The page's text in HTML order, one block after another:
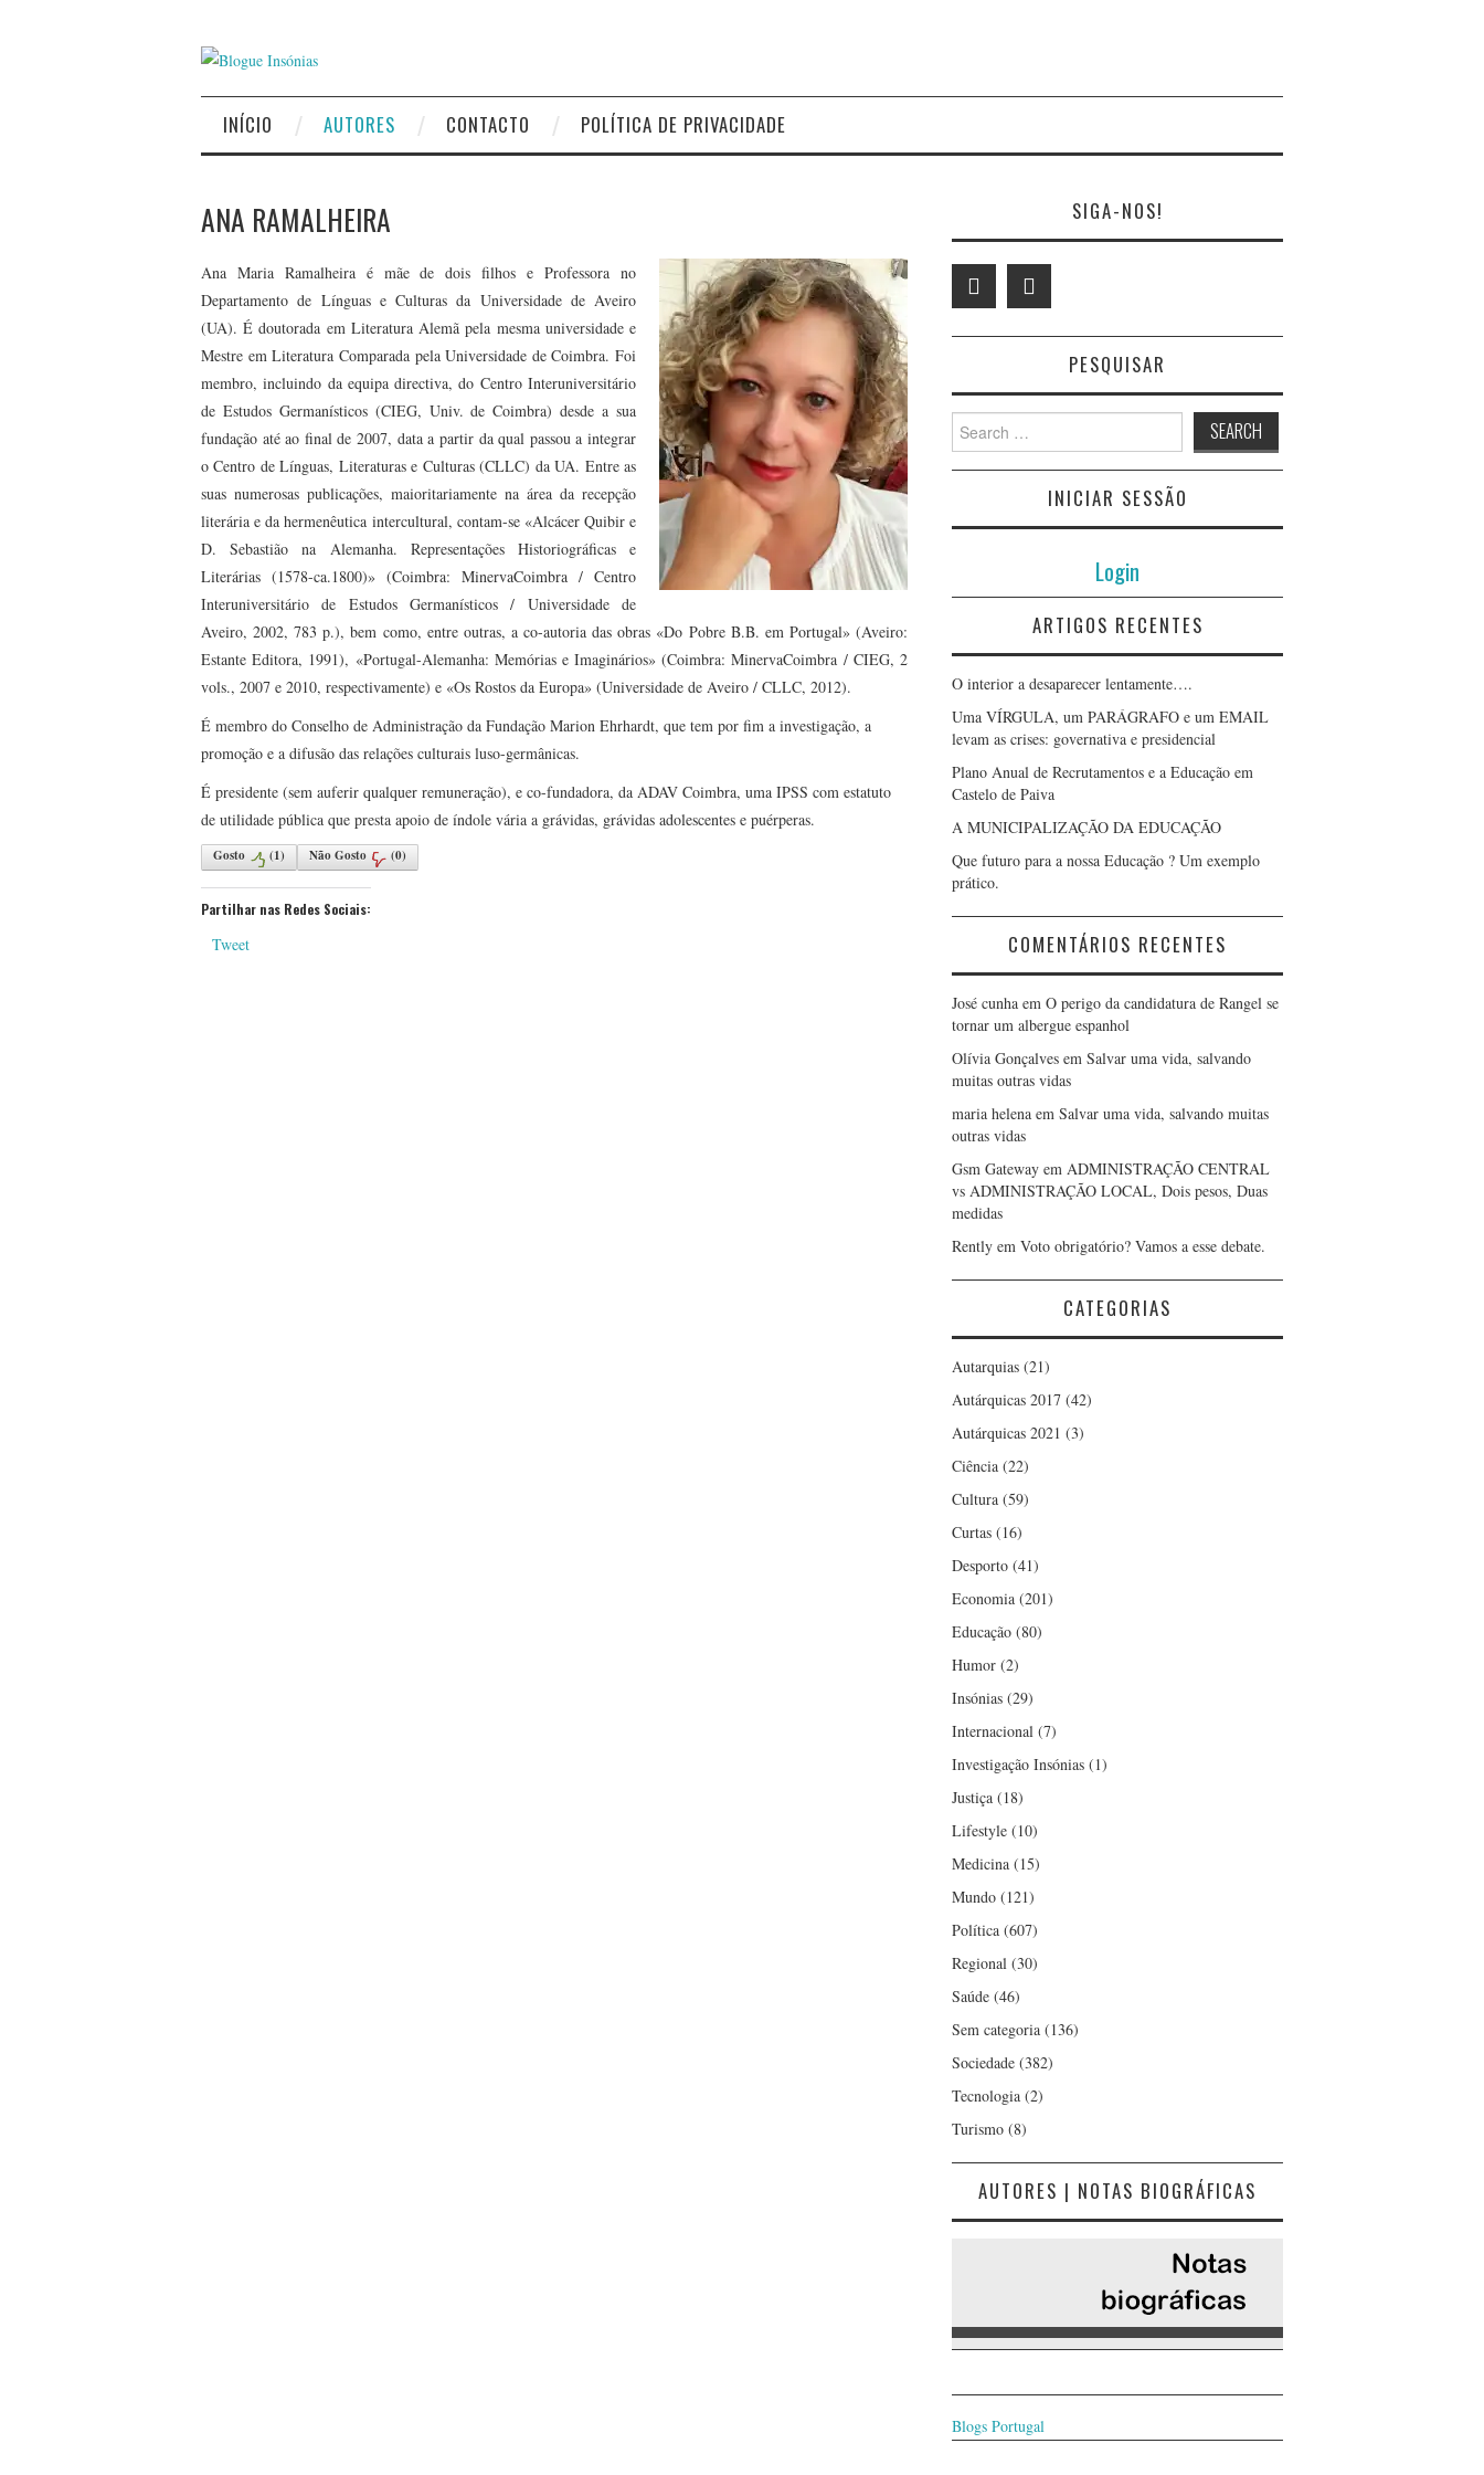
INÍCIO AUTORES CONTACTO POLÍTICA DE PRIVACIDADE
ANA RAMALHEIRA
Ana Maria Ramalheira é mãe de dois filhos e Professora no
Departamento de Línguas e Culturas da Universidade de Aveiro
(UA). É doutorada em Literatura Alemã pela mesma universidade e
Mestre em Literatura Comparada pela Universidade de Coimbra. Foi
membro, incluindo da equipa directiva, do Centro Interuniversitário
de Estudos Germanísticos (CIEG, Univ. de Coimbra) desde a sua
fundação até ao final de 2007, data a partir da qual passou a integrar
o Centro de Línguas, Literaturas e Culturas (CLLC) da UA. Entre as
suas numerosas publicações, maioritariamente na área da recepção
literária e da hermenêutica intercultural, contam-se «Alcácer Quibir e
D. Sebastião na Alemanha. Representações Historiográficas e
Literárias (1578-ca.1800)» (Coimbra: MinervaCoimbra / Centro
Interuniversitário de Estudos Germanísticos / Universidade de
Aveiro, 2002, 783 p.), bem como, entre outras, a co-autoria das obras «Do Pobre B.B. em Portugal» (Aveiro:
Estante Editora, 1991), «Portugal-Alemanha: Memórias e Imaginários» (Coimbra: MinervaCoimbra / CIEG, 2
vols., 2007 e 2010, respectivamente) e «Os Rostos da Europa» (Universidade de Aveiro / CLLC, 2012).
É membro do Conselho de Administração da Fundação Marion Ehrhardt, que tem por fim a investigação, a
promoção e a difusão das relações culturais luso-germânicas.
É presidente (sem auferir qualquer remuneração), e co-fundadora, da ADAV Coimbra, uma IPSS com estatuto
de utilidade pública que presta apoio de índole vária a grávidas, grávidas adolescentes e puérperas.
Gosto (1) Não Gosto (0)
Partilhar nas Redes Sociais:
Tweet
SIGA-NOS!
PESQUISAR
Search
for:
INICIAR SESSÃO
Login
ARTIGOS RECENTES
O interior a desaparecer lentamente….
Uma VÍRGULA, um PARÁGRAFO e um EMAIL
levam as crises: governativa e presidencial
Plano Anual de Recrutamentos e a Educação em
Castelo de Paiva
A MUNICIPALIZAÇÃO DA EDUCAÇÃO
Que futuro para a nossa Educação ? Um exemplo
prático.
COMENTÁRIOS RECENTES
José cunha em O perigo da candidatura de Rangel se
tornar um albergue espanhol
Olívia Gonçalves em Salvar uma vida, salvando
muitas outras vidas
maria helena em Salvar uma vida, salvando muitas
outras vidas
Gsm Gateway em ADMINISTRAÇÃO CENTRAL
vs ADMINISTRAÇÃO LOCAL, Dois pesos, Duas
medidas
Rently em Voto obrigatório? Vamos a esse debate.
CATEGORIAS
Autarquias (21)
Autárquicas 2017 (42)
Autárquicas 2021 (3)
Ciência (22)
Cultura (59)
Curtas (16)
Desporto (41)
Economia (201)
Educação (80)
Humor (2)
Insónias (29)
Internacional (7)
Investigação Insónias (1)
Justiça (18)
Lifestyle (10)
Medicina (15)
Mundo (121)
Política (607)
Regional (30)
Saúde (46)
Sem categoria (136)
Sociedade (382)
Tecnologia (2)
Turismo (8)
AUTORES | NOTAS BIOGRÁFICAS
Blogs Portugal